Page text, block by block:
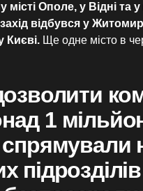
Ополе, у Відні та
захід відбувся у
Києві. Ще одне місто в
1
спрямували